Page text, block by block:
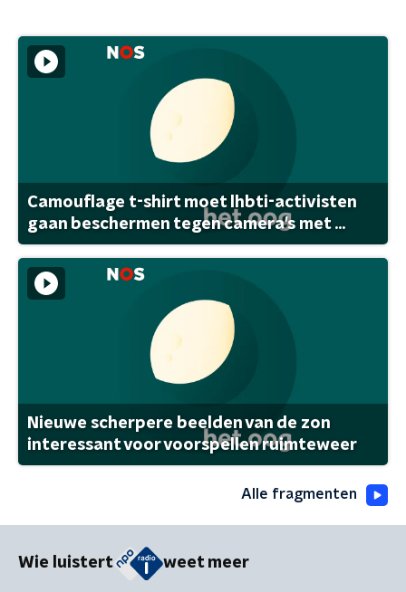
Camouflage t-shirt moet lhbti-activisten
gaan beschermen tegen camera's met ...
Nieuwe scherpere beelden van de zon
interessant voor voorspellen ruimteweer
Alle fragmenten
Wie luistert weet meer